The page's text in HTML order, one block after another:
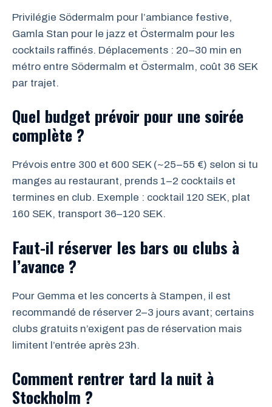
Privilégie Södermalm pour l’ambiance festive,
Gamla Stan pour le jazz et Östermalm pour les
cocktails raffinés. Déplacements : 20–30 min en
métro entre Södermalm et Östermalm, coût 36 SEK
par trajet.
Quel budget prévoir pour une soirée
complète ?
Prévois entre 300 et 600 SEK (~25–55 €) selon si tu
manges au restaurant, prends 1–2 cocktails et
termines en club. Exemple : cocktail 120 SEK, plat
160 SEK, transport 36–120 SEK.
Faut-il réserver les bars ou clubs à
l’avance ?
Pour Gemma et les concerts à Stampen, il est
recommandé de réserver 2–3 jours avant; certains
clubs gratuits n’exigent pas de réservation mais
limitent l’entrée après 23h.
Comment rentrer tard la nuit à
Stockholm ?